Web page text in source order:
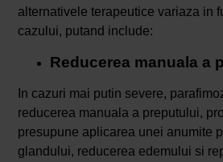
alternativele terapeutice variaza in
cazului, putand include:
Reducerea manuala a
In cazuri mai putin severe,
reducerea manuala a preputului,
presupune aplicarea unei anumite
glandului, reducerea edemului si